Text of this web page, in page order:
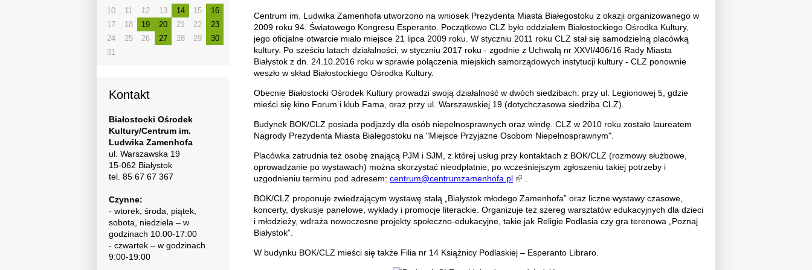
Centrum im. Ludwika Zamenhofa utworzono na wniosek Prezydenta Miasta Białegostoku z okazji organizowanego w
2009 roku 94. Światowego Kongresu Esperanto. Początkowo CLZ było oddziałem Białostockiego Ośrodka Kultury,
jego oficjalne otwarcie miało miejsce 21 lipca 2009 roku. W styczniu 2011 roku CLZ stał się samodzielną placówką
kultury. Po sześciu latach działalności, w styczniu 2017 roku - zgodnie z Uchwałą nr XXVI/406/16 Rady Miasta
Białystok z dn. 24.10.2016 roku w sprawie połączenia miejskich samorządowych instytucji kultury - CLZ ponownie
weszło w skład Białostockiego Ośrodka Kultury.
Obecnie Białostocki Ośrodek Kultury prowadzi swoją działalność w dwóch siedzibach: przy ul. Legionowej 5, gdzie
mieści się kino Forum i klub Fama, oraz przy ul. Warszawskiej 19 (dotychczasowa siedziba CLZ).
Budynek BOK/CLZ posiada podjazdy dla osób niepełnosprawnych oraz windę. CLZ w 2010 roku zostało laureatem
Nagrody Prezydenta Miasta Białegostoku na "Miejsce Przyjazne Osobom Niepełnosprawnym".
Placówka zatrudnia też osobę znającą PJM i SJM, z której usług przy kontaktach z BOK/CLZ (rozmowy służbowe,
oprowadzanie po wystawach) można skorzystać nieodpłatnie, po wcześniejszym zgłoszeniu takiej potrzeby i
uzgodnieniu terminu pod adresem: centrum@centrumzamenhofa.pl
BOK/CLZ proponuje zwiedzającym wystawę stałą „Białystok młodego Zamenhofa” oraz liczne wystawy czasowe,
koncerty, dyskusje panelowe, wykłady i promocje literackie. Organizuje też szereg warsztatów edukacyjnych dla dzieci
i młodzieży, wdraża nowoczesne projekty społeczno-edukacyjne, takie jak Religie Podlasia czy gra terenowa „Poznaj
Białystok”.
W budynku BOK/CLZ mieści się także Filia nr 14 Książnicy Podlaskiej – Esperanto Libraro.
10
11 12 13 14 15
16
17
18 19 20 21 22
23
24
25 26 27 28 29
30
31
Kontakt
Białostocki Ośrodek
Kultury/Centrum im.
Ludwika Zamenhofa
ul. Warszawska 19
15-062 Białystok
tel. 85 67 67 367
Czynne:
- wtorek, środa, piątek,
sobota, niedziela – w
godzinach 10.00-17:00
- czwartek – w godzinach
9:00-19:00